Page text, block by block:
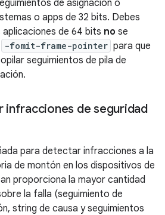
de asignación o
o apps de 32 bits. Debes
de 64 bits no se
-fomit-frame-pointer para que
seguimientos de pila de
infracciones de seguridad
para detectar infracciones a la
de montón en los dispositivos de
proporciona la mayor cantidad
la falla (seguimiento de
string de causa y seguimientos